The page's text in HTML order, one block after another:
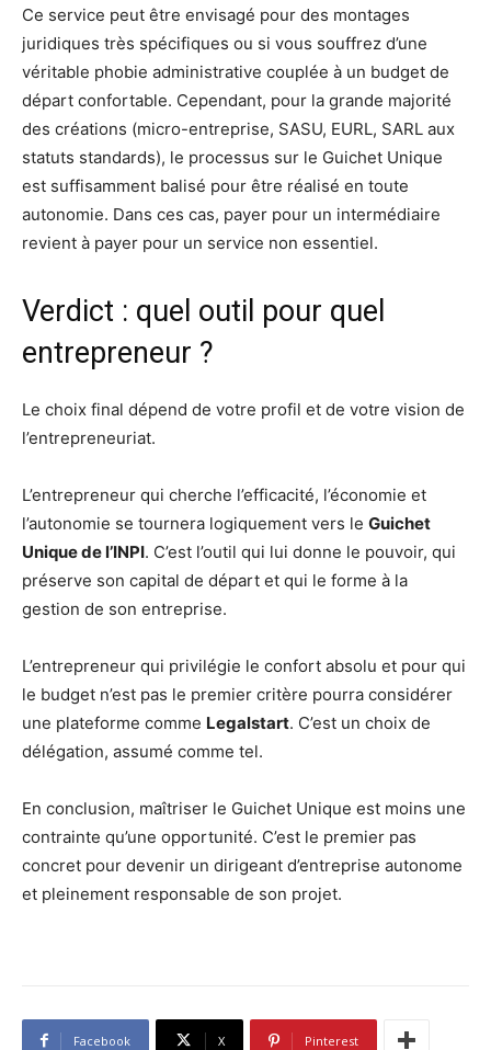
Ce service peut être envisagé pour des montages
juridiques très spécifiques ou si vous souffrez d’une
véritable phobie administrative couplée à un budget de
départ confortable. Cependant, pour la grande majorité
des créations (micro-entreprise, SASU, EURL, SARL aux
statuts standards), le processus sur le Guichet Unique
est suffisamment balisé pour être réalisé en toute
autonomie. Dans ces cas, payer pour un intermédiaire
revient à payer pour un service non essentiel.
Verdict : quel outil pour quel
entrepreneur ?
Le choix final dépend de votre profil et de votre vision de
l’entrepreneuriat.
L’entrepreneur qui cherche l’efficacité, l’économie et
l’autonomie se tournera logiquement vers le Guichet
Unique de l’INPI. C’est l’outil qui lui donne le pouvoir, qui
préserve son capital de départ et qui le forme à la
gestion de son entreprise.
L’entrepreneur qui privilégie le confort absolu et pour qui
le budget n’est pas le premier critère pourra considérer
une plateforme comme Legalstart. C’est un choix de
délégation, assumé comme tel.
En conclusion, maîtriser le Guichet Unique est moins une
contrainte qu’une opportunité. C’est le premier pas
concret pour devenir un dirigeant d’entreprise autonome
et pleinement responsable de son projet.
Facebook X Pinterest